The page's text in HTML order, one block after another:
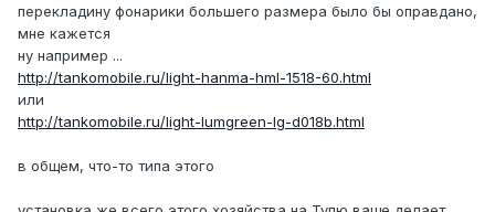
перекладину фонарики большего размера было бы оправдано,
мне кажется
ну например ...
http://tankomobile.ru/light-hanma-hml-1518-60.html
или
http://tankomobile.ru/light-lumgreen-lg-d018b.html
в общем, что-то типа этого